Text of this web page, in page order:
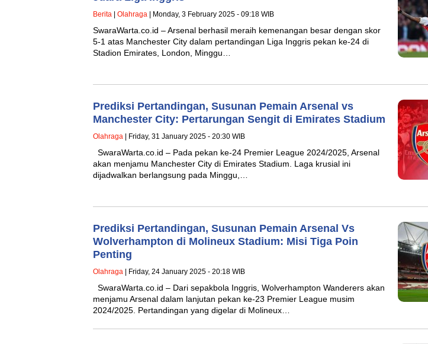
Berita Olahraga | Monday, 3 February 2025 - 09:18 WIB
SwaraWarta.co.id – Arsenal berhasil meraih kemenangan besar dengan skor
5-1 atas Manchester City dalam pertandingan Liga Inggris pekan ke-24 di
Stadion Emirates, London, Minggu…
Prediksi Pertandingan, Susunan Pemain Arsenal vs
Manchester City: Pertarungan Sengit di Emirates Stadium
Olahraga | Friday, 31 January 2025 - 20:30 WIB
SwaraWarta.co.id – Pada pekan ke-24 Premier League 2024/2025, Arsenal
akan menjamu Manchester City di Emirates Stadium. Laga krusial ini
dijadwalkan berlangsung pada Minggu,…
Prediksi Pertandingan, Susunan Pemain Arsenal Vs
Wolverhampton di Molineux Stadium: Misi Tiga Poin
Penting
Olahraga | Friday, 24 January 2025 - 20:18 WIB
SwaraWarta.co.id – Dari sepakbola Inggris, Wolverhampton Wanderers akan
menjamu Arsenal dalam lanjutan pekan ke-23 Premier League musim
2024/2025. Pertandingan yang digelar di Molineux…